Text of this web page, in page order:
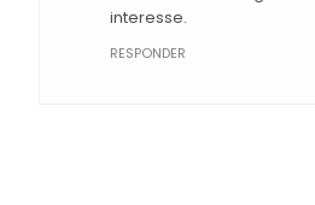
interesse.
RESPONDER